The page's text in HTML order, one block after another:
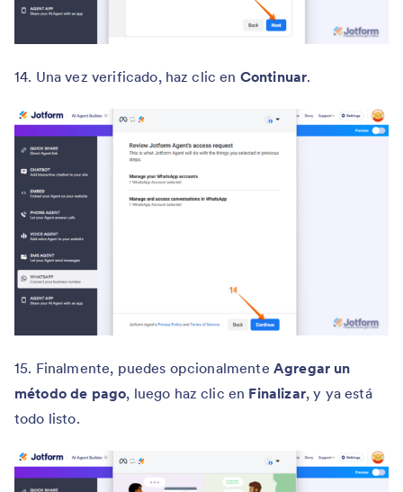
14. Una vez verificado, haz clic en Continuar.
15. Finalmente, puedes opcionalmente Agregar un
método de pago, luego haz clic en Finalizar, y ya está
todo listo.